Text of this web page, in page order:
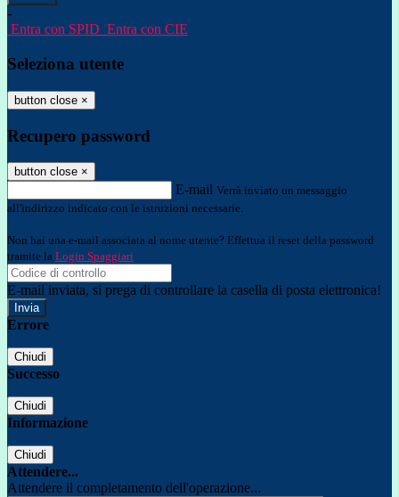
-
Entra con SPID Entra con CIE
Seleziona utente
button close ×
Recupero password
button close ×
E-mail Verrà inviato un messaggio
all'indirizzo indicato con le istruzioni necessarie.
Non hai una e-mail associata al nome utente? Effettua il reset della password
tramite la Login Spaggiari
E-mail inviata, si prega di controllare la casella di posta elettronica!
Errore
Chiudi
Successo
Chiudi
Informazione
Chiudi
Attendere...
Attendere il completamento dell'operazione...